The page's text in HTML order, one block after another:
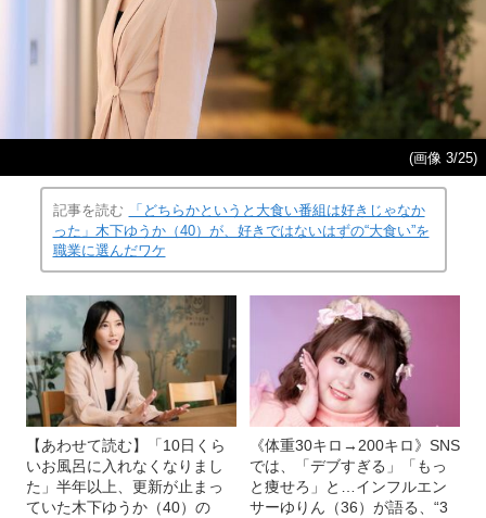
(画像 3/25)
記事を読む
「どちらかというと大食い番組は好きじゃなか
った」木下ゆうか（40）が、好きではないはずの“大食い”を
職業に選んだワケ
【あわせて読む】「10日くら
いお風呂に入れなくなりまし
た」半年以上、更新が止まっ
ていた木下ゆうか（40）の
《体重30キロ→200キロ》SNS
では、「デブすぎる」「もっ
と痩せろ」と…インフルエン
サーゆりん（36）が語る、“3